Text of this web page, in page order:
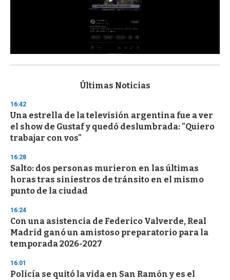
s
d
s
o
f
3
s
e
c
o
n
d
Últimas Noticias
16:42
Una estrella de la televisión argentina fue a ver
el show de Gustaf y quedó deslumbrada: "Quiero
trabajar con vos"
16:28
Salto: dos personas murieron en las últimas
horas tras siniestros de tránsito en el mismo
punto de la ciudad
16:24
Con una asistencia de Federico Valverde, Real
Madrid ganó un amistoso preparatorio para la
temporada 2026-2027
16:01
Policía se quitó la vida en San Ramón y es el